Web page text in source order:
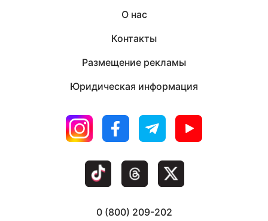
О нас
Контакты
Размещение рекламы
Юридическая информация
0 (800) 209-202